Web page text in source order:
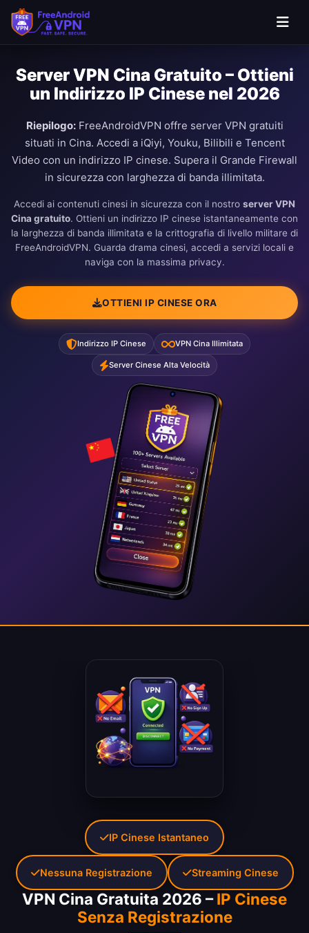
Server VPN Cina Gratuito – Ottieni
un Indirizzo IP Cinese nel 2026
Riepilogo:FreeAndroidVPN offre server VPN gratuiti
situati in Cina. Accedi a iQiyi, Youku, Bilibili e Tencent
Video con un indirizzo IP cinese. Supera il Grande Firewall
in sicurezza con larghezza di banda illimitata.
Accedi ai contenuti cinesi in sicurezza con il nostro server VPN
Cina gratuito. Ottieni un indirizzo IP cinese istantaneamente con
la larghezza di banda illimitata e la crittografia di livello militare di
FreeAndroidVPN. Guarda drama cinesi, accedi a servizi locali e
naviga con la massima privacy.
OTTIENI IP CINESE ORA
Indirizzo IP Cinese VPN Cina Illimitata
Server Cinese Alta Velocità
VPN Cina Gratuita 2026 –IP Cinese
Senza Registrazione
IP Cinese Istantaneo
Nessuna Registrazione Streaming Cinese